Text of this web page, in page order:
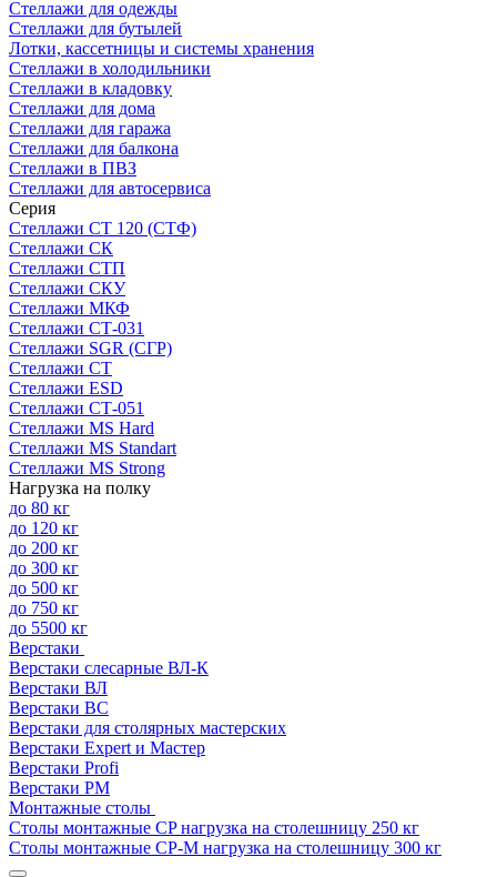
Стеллажи для одежды
Стеллажи для бутылей
Лотки, кассетницы и системы хранения
Стеллажи в холодильники
Стеллажи в кладовку
Стеллажи для дома
Стеллажи для гаража
Стеллажи для балкона
Стеллажи в ПВЗ
Стеллажи для автосервиса
Серия
Стеллажи СТ 120 (СТФ)
Стеллажи СК
Стеллажи СТП
Стеллажи СКУ
Стеллажи МКФ
Стеллажи СТ-031
Стеллажи SGR (СГР)
Стеллажи СТ
Стеллажи ESD
Стеллажи СТ-051
Стеллажи MS Hard
Стеллажи MS Standart
Стеллажи MS Strong
Нагрузка на полку
до 80 кг
до 120 кг
до 200 кг
до 300 кг
до 500 кг
до 750 кг
до 5500 кг
Верстаки
Верстаки слесарные ВЛ-К
Верстаки ВЛ
Верстаки ВС
Верстаки для столярных мастерских
Верстаки Expert и Мастер
Верстаки Profi
Верстаки РМ
Монтажные столы
Столы монтажные СP нагрузка на столешницу 250 кг
Столы монтажные СР-М нагрузка на столешницу 300 кг